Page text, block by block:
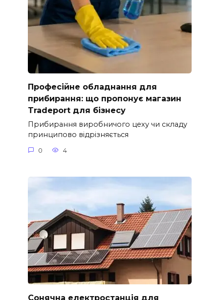
Професійне обладнання для
прибирання: що пропонує магазин
Tradeport для бізнесу
Прибирання виробничого цеху чи складу
принципово відрізняється
0 4
Сонячна електростанція для